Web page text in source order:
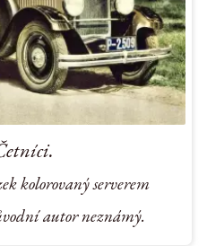
kolorovaný serverem
autor neznámý.